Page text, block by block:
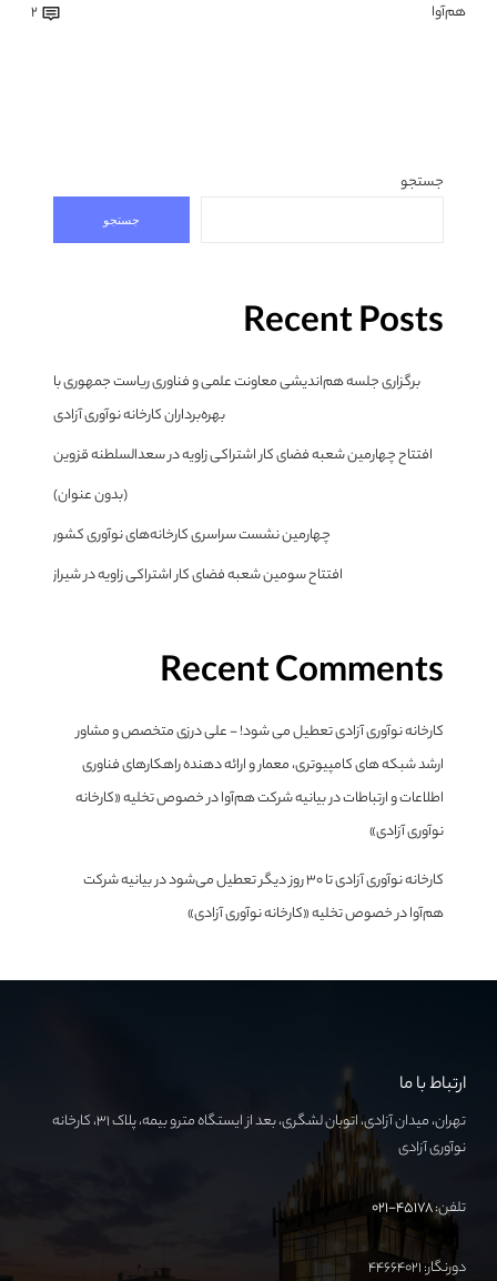
هم‌آوا 2
جستجو
جستجو
Recent Posts
برگزاری جلسه هم‌اندیشی معاونت علمی و فناوری ریاست جمهوری با
بهره‌برداران کارخانه نوآوری آزادی
افتتاح چهارمین شعبه فضای کار اشتراکی زاویه در سعدالسلطنه قزوین
(بدون عنوان)
چهارمین نشست سراسری کارخانه‌های نوآوری کشور
افتتاح سومین شعبه فضای کار اشتراکی زاویه در شیراز
Recent Comments
کارخانه نوآوری آزادی تعطیل می شود! - علی درزی متخصص و مشاور
ارشد شبکه های کامپیوتری، معمار و ارائه دهنده راهکارهای فناوری
اطلاعات و ارتباطاتدربیانیه شرکت هم‌آوا در خصوص تخلیه «کارخانه
نوآوری آزادی»
کارخانه نوآوری آزادی تا ۳۰ روز دیگر تعطیل می‌شود دربیانیه شرکت
هم‌آوا در خصوص تخلیه «کارخانه نوآوری آزادی»
ارتباط با ما
تهران، میدان آزادی، اتوبان لشگری، بعد از ایستگاه مترو بیمه، پلاک ۳۱، کارخانه
نوآوری آزادی
تلفن:۴۵۱۷۸-۰۲۱
دورنگار: ۴۴۶۶۴۰۲۱